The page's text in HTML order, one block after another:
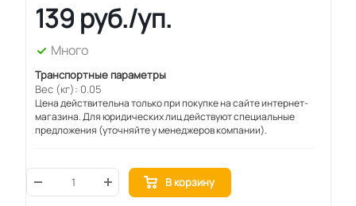
139 руб./уп.
Много
Транспортные параметры
Вес (кг): 0.05
Цена действительна только при покупке на сайте интернет-
магазина. Для юридических лиц действуют специальные
предложения (уточняйте у менеджеров компании).
В корзину